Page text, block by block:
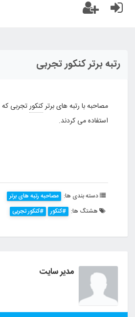
رتبه برتر کنکور تجربی
مصاحبه با رتبه های برترکنکورتجربی که
استفاده می کردند.
دسته بندی ها: مصاحبه رتبه های برتر
هشتگ ها: #کنکور #کنکور تجربی
مدیر سایت